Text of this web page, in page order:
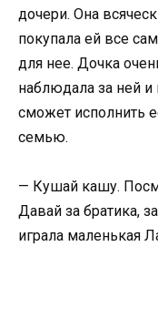
дочери. Она
покупала ей все
для нее. Дочка
наблюдала за ней и
сможет исполнить
семью.
— Кушай кашу.
Давай за братика,
играла маленькая